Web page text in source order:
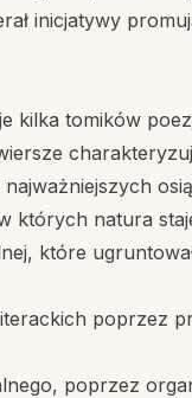
inicjatywy
kilka tomików
których natura
które
poprzez
poprzez